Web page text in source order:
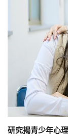
研究揭青少年心